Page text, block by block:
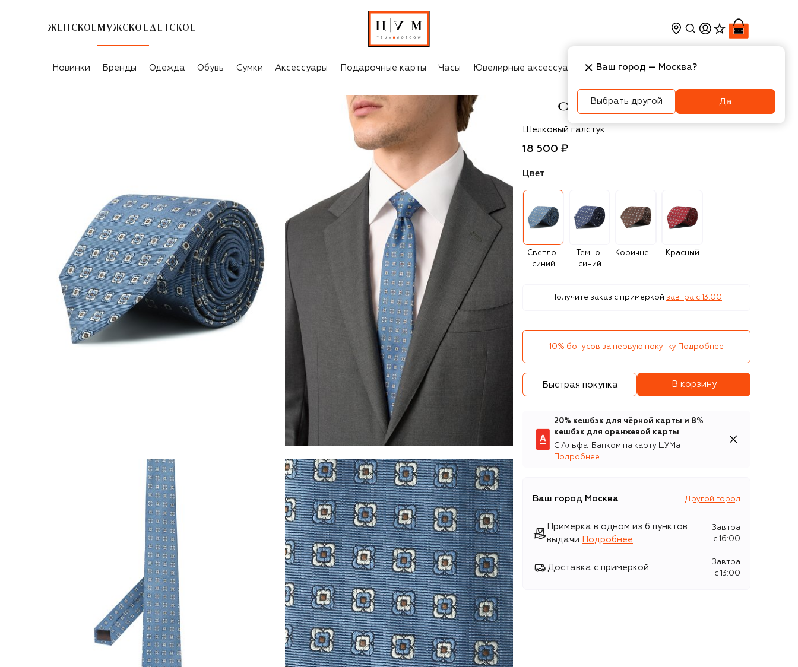
ЖЕНСКОЕ МУЖСКОЕ ДЕТСКОЕ
Новинки Бренды Одежда Обувь Сумки Аксессуары Подарочные карты Часы Ювелирные аксессуары Косметика Интерьер
Canali
Шелковый галстук
18 500 ₽
Цвет
Светло-
синий
Темно-
синий
Коричневый Красный
Получите заказ с примеркой завтра c 13:00
10% бонусов за первую покупку Подробнее
Быстрая покупка В корзину
20% кешбэк для чёрной карты и 8%
кешбэк для оранжевой карты
С Альфа-Банком на карту ЦУМа
Подробнее
Ваш город Москва Другой город
Примерка в одном из 6 пунктов
выдачи
Подробнее
Завтра
c 16:00
Доставка с примеркой
Завтра
c 13:00
Ваш город — Москва?
Выбрать другой Да